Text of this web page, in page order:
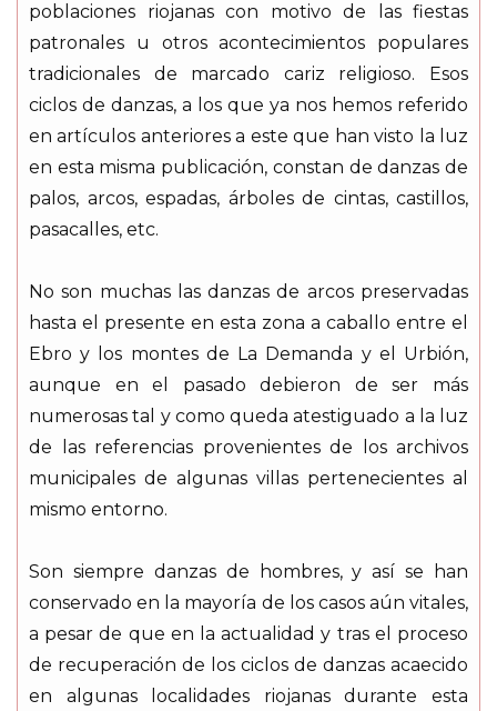
poblaciones riojanas con motivo de las fiestas
patronales u otros acontecimientos populares
tradicionales de marcado cariz religioso. Esos
ciclos de danzas, a los que ya nos hemos referido
en artículos anteriores a este que han visto la luz
en esta misma publicación, constan de danzas de
palos, arcos, espadas, árboles de cintas, castillos,
pasacalles, etc.
No son muchas las danzas de arcos preservadas
hasta el presente en esta zona a caballo entre el
Ebro y los montes de La Demanda y el Urbión,
aunque en el pasado debieron de ser más
numerosas tal y como queda atestiguado a la luz
de las referencias provenientes de los archivos
municipales de algunas villas pertenecientes al
mismo entorno.
Son siempre danzas de hombres, y así se han
conservado en la mayoría de los casos aún vitales,
a pesar de que en la actualidad y tras el proceso
de recuperación de los ciclos de danzas acaecido
en algunas localidades riojanas durante esta